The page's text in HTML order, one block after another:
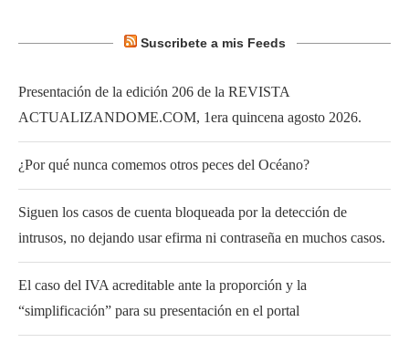
Suscribete a mis Feeds
Presentación de la edición 206 de la REVISTA
ACTUALIZANDOME.COM, 1era quincena agosto 2026.
¿Por qué nunca comemos otros peces del Océano?
Siguen los casos de cuenta bloqueada por la detección de
intrusos, no dejando usar efirma ni contraseña en muchos casos.
El caso del IVA acreditable ante la proporción y la
“simplificación” para su presentación en el portal